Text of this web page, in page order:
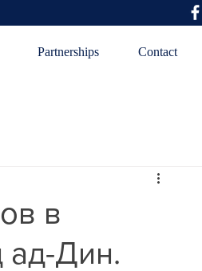
Partnerships Contact
в
ад-Дин.